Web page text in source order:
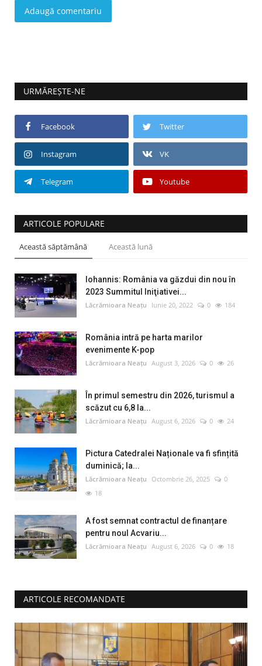
Adaugă comentariu
URMĂREȘTE-NE
Facebook Twitter
Instagram VK
Telegram Youtube
ARTICOLE POPULARE
Această săptămână Această lună
Iohannis: România va găzdui din nou în
2023 Summitul Iniţiativei...
Lăcrămioara Neațu Iunie 20, 2022 0 184
România intră pe harta marilor
evenimente K-pop
Lăcrămioara Neațu August 3, 2026 0 26
În primul semestru din 2026, turismul a
scăzut cu 6,8 la...
Lăcrămioara Neațu August 6, 2026 0 24
Pictura Catedralei Naționale va fi sfințită
duminică; la...
Lăcrămioara Neațu Octombrie 26, 2025
0
18
A fost semnat contractul de finanțare
pentru noul Acvariu...
Lăcrămioara Neațu August 6, 2026 0 18
ARTICOLE RECOMANDATE